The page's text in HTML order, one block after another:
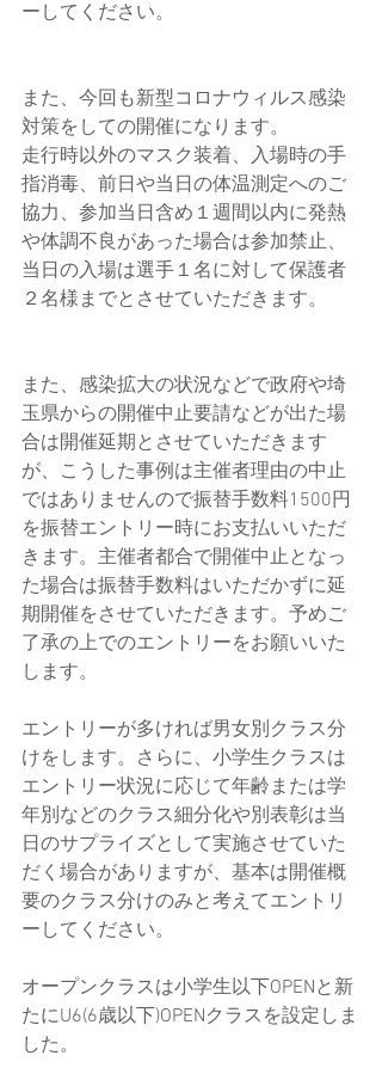
ーしてください。
また、今回も新型コロナウィルス感染
対策をしての開催になります。
走行時以外のマスク装着、入場時の手
指消毒、前日や当日の体温測定へのご
協力、参加当日含め１週間以内に発熱
や体調不良があった場合は参加禁止、
当日の入場は選手１名に対して保護者
２名様までとさせていただきます。
また、感染拡大の状況などで政府や埼
玉県からの開催中止要請などが出た場
合は開催延期とさせていただきます
が、こうした事例は主催者理由の中止
ではありませんので振替手数料1500円
を振替エントリー時にお支払いいただ
きます。主催者都合で開催中止となっ
た場合は振替手数料はいただかずに延
期開催をさせていただきます。予めご
了承の上でのエントリーをお願いいた
します。
エントリーが多ければ男女別クラス分
けをします。さらに、小学生クラスは
エントリー状況に応じて年齢または学
年別などのクラス細分化や別表彰は当
日のサプライズとして実施させていた
だく場合がありますが、基本は開催概
要のクラス分けのみと考えてエントリ
ーしてください。
オープンクラスは小学生以下OPENと新
たにU6(6歳以下)OPENクラスを設定しま
した。